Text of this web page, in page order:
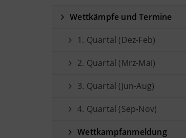
Wettkämpfe und Termine
1. Quartal (Dez-Feb)
2. Quartal (Mrz-Mai)
3. Quartal (Jun-Aug)
4. Quartal (Sep-Nov)
Wettkampfanmeldung